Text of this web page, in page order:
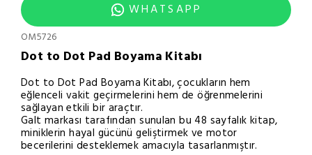
WHATSAPP
OM5726
Dot to Dot Pad Boyama Kitabı
Dot to Dot Pad Boyama Kitabı, çocukların hem
eğlenceli vakit geçirmelerini hem de öğrenmelerini
sağlayan etkili bir araçtır.
Galt markası tarafından sunulan bu 48 sayfalık kitap,
miniklerin hayal gücünü geliştirmek ve motor
becerilerini desteklemek amacıyla tasarlanmıştır.